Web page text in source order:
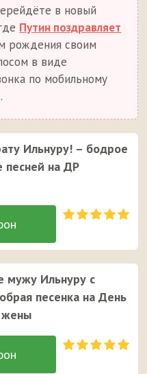
в новый
Путин поздравляет
рождения своим
в виде
по мобильному
Ильнуру! – бодрое
песней на ДР
мужу Ильнуру с
песенка на День
жены